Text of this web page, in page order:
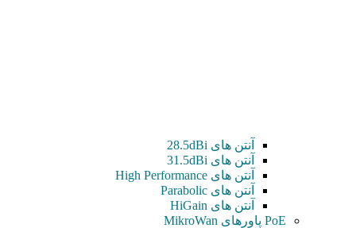
آنتن های 28.5dBi
آنتن های 31.5dBi
آنتن های High Performance
آنتن های Parabolic
آنتن های HiGain
PoE پاورهای MikroWan